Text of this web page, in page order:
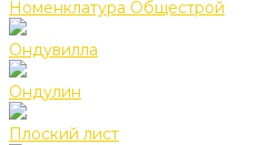
Номенклатура Общестрой
Ондувилла
Ондулин
Плоский лист